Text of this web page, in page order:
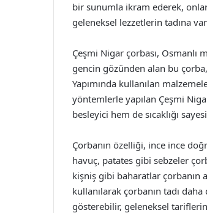
bir sunumla ikram ederek,
geleneksel lezzetlerin tadına
Çeşmi Nigar çorbası, Osmanlı
gencin gözünden alan bu
Yapımında kullanılan
yöntemlerle yapılan Çeşmi
besleyici hem de sıcaklığı
Çorbanın özelliği, ince ince
havuç, patates gibi sebzeler
kişniş gibi baharatlar çorbanın
kullanılarak çorbanın tadı
gösterebilir, geleneksel